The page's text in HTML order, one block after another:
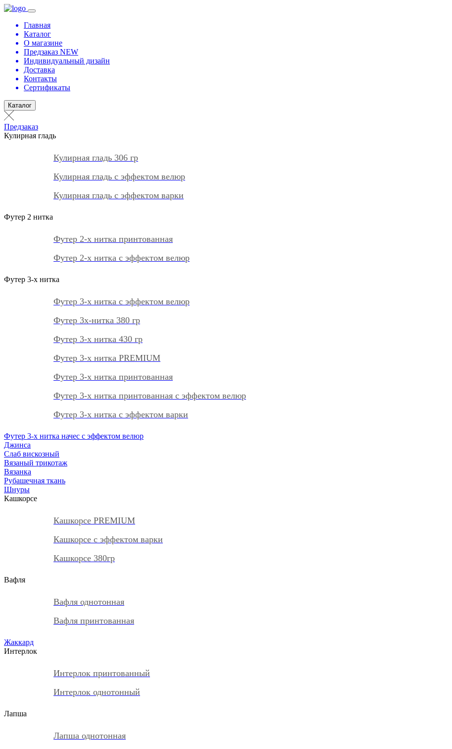
Главная
Каталог
О магазине
Предзаказ NEW
Индивидуальный дизайн
Доставка
Контакты
Сертификаты
Каталог
Предзаказ
Кулирная гладь
Кулирная гладь 306 гр
Кулирная гладь с эффектом велюр
Кулирная гладь с эффектом варки
Футер 2 нитка
Футер 2-х нитка принтованная
Футер 2-х нитка с эффектом велюр
Футер 3-х нитка
Футер 3-х нитка с эффектом велюр
Футер 3х-нитка 380 гр
Футер 3-х нитка 430 гр
Футер 3-х нитка PREMIUM
Футер 3-х нитка принтованная
Футер 3-х нитка принтованная с эффектом велюр
Футер 3-х нитка с эффектом варки
Футер 3-х нитка начес с эффектом велюр
Джинса
Слаб вискозный
Вязаный трикотаж
Вязанка
Рубашечная ткань
Шнуры
Кашкорсе
Кашкорсе PREMIUM
Кашкорсе с эффектом варки
Кашкорсе 380гр
Вафля
Вафля однотонная
Вафля принтованная
Жаккард
Интерлок
Интерлок принтованный
Интерлок однотонный
Лапша
Лапша однотонная